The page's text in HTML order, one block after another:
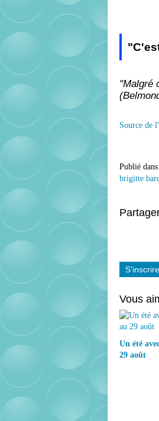
"Malgré
Source de
Publié dans
brigitte
Vous
Un été
29 août